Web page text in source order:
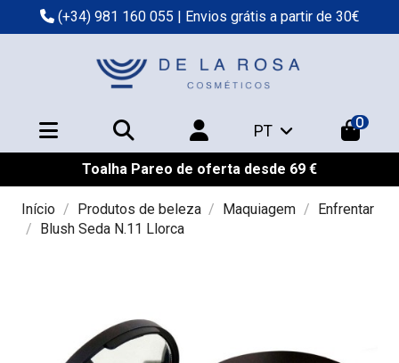
(+34) 981 160 055 | Envios grátis a partir de 30€
PT 0
Toalha Pareo de oferta desde 69 €
Início Produtos de beleza Maquiagem
Enfrentar
Blush Seda N.11 Llorca